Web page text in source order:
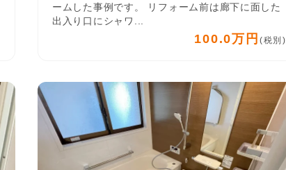
ームした事例です。 リフォーム前は廊下に面した
出入り口にシャワ...
100.0万円 (税別)